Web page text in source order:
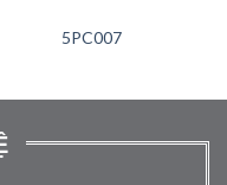
5PC007